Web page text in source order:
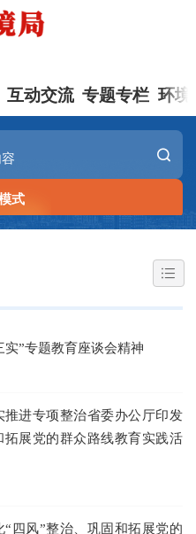
互动交流 专题专栏 环境
式
”专题教育座谈会精神
进专项整治省委办公厅印发
拓展党的群众路线教育实践活
四风”整治、巩固和拓展党的